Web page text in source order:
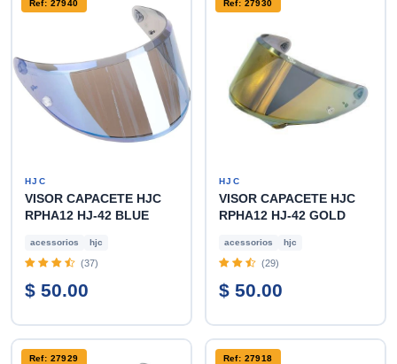
Ref: 27940
HJC
VISOR CAPACETE HJC
RPHA12 HJ-42 BLUE
acessorios hjc
(37)
$ 50.00
Ref: 27930
HJC
VISOR CAPACETE HJC
RPHA12 HJ-42 GOLD
acessorios hjc
(29)
$ 50.00
Ref: 27929 Ref: 27918